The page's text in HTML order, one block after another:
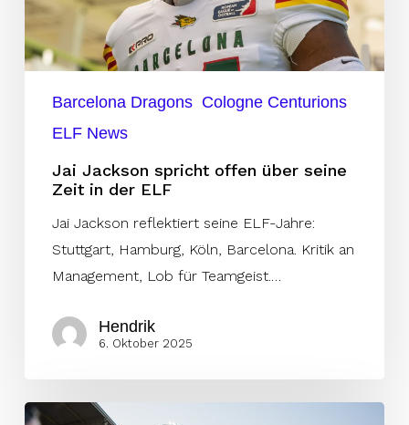
seine
Zeit
in
Barcelona Dragons Cologne Centurions
ELF News
Jai Jackson spricht offen über seine
Zeit in der ELF
Jai Jackson reflektiert seine ELF-Jahre:
Stuttgart, Hamburg, Köln, Barcelona. Kritik an
Management, Lob für Teamgeist.…
Hendrik
6. Oktober 2025
Adiós